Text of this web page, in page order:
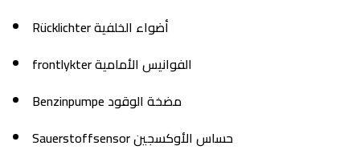
Rücklichter أضواء الخلفية
frontlykter الفوانيس الأمامية
Benzinpumpe مضخة الوقود
Sauerstoffsensor حساس الأوكسجين